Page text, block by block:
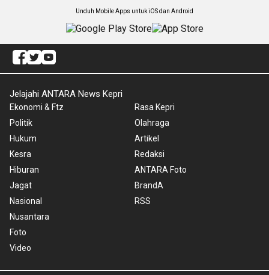
Unduh Mobile Apps untuk iOS dan Android
Jelajahi ANTARA News Kepri
Ekonomi & Ftz
Politik
Hukum
Kesra
Hiburan
Jagat
Nasional
Nusantara
Foto
Video
Rasa Kepri
Olahraga
Artikel
Redaksi
ANTARA Foto
BrandA
RSS